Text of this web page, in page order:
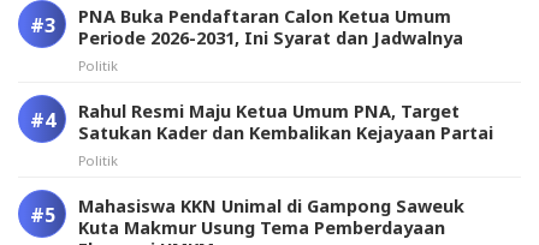
PNA Buka Pendaftaran Calon Ketua Umum
Periode 2026-2031, Ini Syarat dan Jadwalnya
Politik
Rahul Resmi Maju Ketua Umum PNA, Target
Satukan Kader dan Kembalikan Kejayaan Partai
Politik
Mahasiswa KKN Unimal di Gampong Saweuk
Kuta Makmur Usung Tema Pemberdayaan